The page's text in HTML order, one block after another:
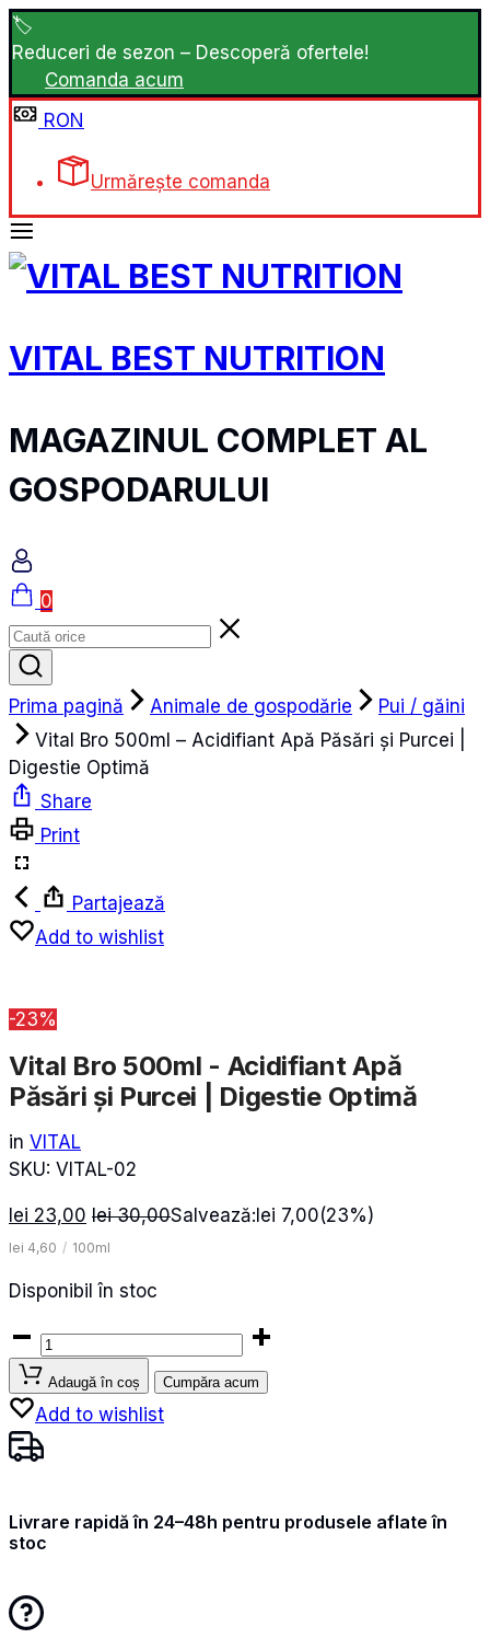
Sari
la
conținut
🏷️
Reduceri de sezon – Descoperă ofertele!‎ ‎
Comanda acum
RON
Urmărește comanda
VITAL BEST NUTRITION
MAGAZINUL COMPLET AL
GOSPODARULUI
Coș
0
Prima pagină Animale de gospodărie
Pui / găini
Vital Bro 500ml – Acidifiant Apă Păsări și Purcei |
Digestie Optimă
Share
Print
Partajează
Add to wishlist
-23%
Vital Bro 500ml - Acidifiant Apă
Păsări și Purcei | Digestie Optimă
in VITAL
SKU: VITAL-02
lei 23,00 lei30,00Salvează: lei 7,00(23%)
lei 4,60 / 100ml
Disponibil în stoc
Cantitate
Vital
Bro
500ml
-
Păsări
și
|
Adaugă în coș Cumpăra acum
Add to wishlist
Livrare rapidă în 24–48h pentru produsele aflate în
stoc